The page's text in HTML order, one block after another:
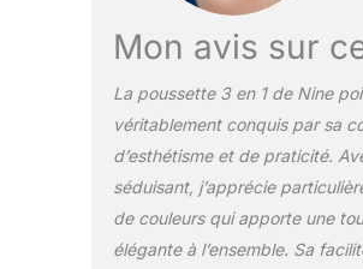
Mon avis sur
La poussette 3 en 1 de Nine
véritablement conquis par sa
d’esthétisme et de praticité.
séduisant, j’apprécie
de couleurs qui apporte une
élégante à l’ensemble. Sa